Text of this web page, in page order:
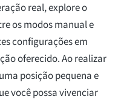
real, explore o
os modos manual e
configurações em
oferecido. Ao realizar
posição pequena e
você possa vivenciar